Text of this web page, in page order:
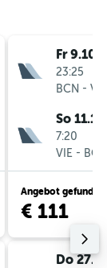
Fr 9.10.
23:25
BCN - VIE
So 11.10.
7:20
VIE - BCN
Angebot gefunden
€ 111
Do 27.8.